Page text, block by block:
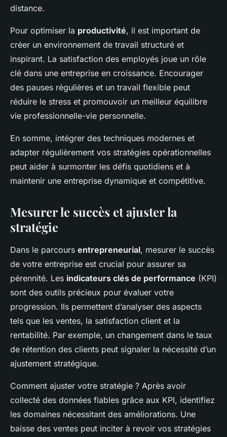
distance.
Pour optimiser la productivité, il est important de
créer un environnement de travail structuré et
inspirant. La satisfaction des employés joue un rôle
clé dans une entreprise en croissance. Encourager
des pauses régulières et un travail flexible peut
réduire le stress et promouvoir un meilleur équilibre
vie professionnelle-vie personnelle.
En somme, intégrer des techniques modernes et
adapter régulièrement vos stratégies opérationnelles
peut aider à surmonter les défis quotidiens et à
maintenir une entreprise dynamique et compétitive.
Mesurer le succès et ajuster la
stratégie
Dans le parcours entrepreneurial, mesurer le succès
de votre entreprise est crucial pour assurer sa
pérennité. Les indicateurs clés de performance (KPI)
sont des outils précieux pour évaluer votre
progression. Ils permettent d’analyser des aspects
tels que les ventes, la satisfaction client et la
rentabilité. Par exemple, un changement dans le taux
de rétention des clients peut signaler la nécessité d’un
ajustement stratégique.
Comment ajuster votre stratégie ? Après avoir
collecté des données fiables grâce aux KPI, identifiez
les domaines nécessitant des améliorations. Une
baisse des ventes peut inciter à revoir vos stratégies